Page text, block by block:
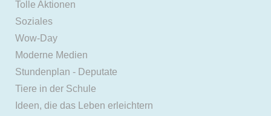
Tolle Aktionen
Soziales
Wow-Day
Moderne Medien
Stundenplan - Deputate
Tiere in der Schule
Ideen, die das Leben erleichtern